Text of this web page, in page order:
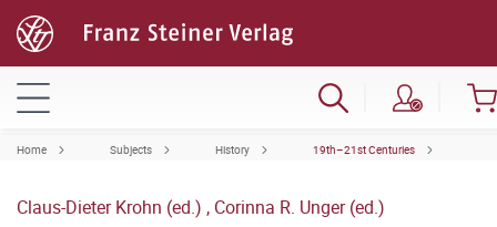
Home Subjects History 19th–21st Centuries
Claus-Dieter Krohn (ed.) , Corinna R. Unger (ed.)